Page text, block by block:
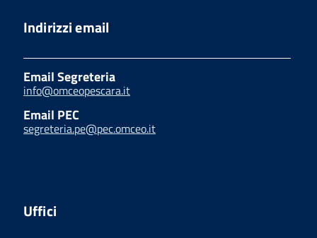
Indirizzi email
Email Segreteria
info@omceopescara.it
Email PEC
segreteria.pe@pec.omceo.it
Uffici